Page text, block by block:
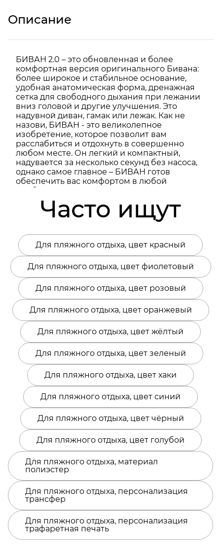
Описание
БИВАН 2.0 – это обновленная и более
комфортная версия оригинального Бивана:
более широкое и стабильное основание,
удобная анатомическая форма, дренажная
сетка для свободного дыхания при лежании
вниз головой и другие улучшения. Это
надувной диван, гамак или лежак. Как не
назови, БИВАН - это великолепное
изобретение, которое позволит вам
расслабиться и отдохнуть в совершенно
любом месте. Он легкий и компактный,
надувается за несколько секунд без насоса,
однако самое главное – БИВАН готов
обеспечить вас комфортом в любой
необходимый момент. БИВАН - это диван,
который всегда с вами. Максимальная
нагрузка: 300кг. Максимальное время
удержания воздуха: 12 часов. Дополнительный
крепление для подсветки; - дренажная сетка
для свободного дыхания; - 1 большой карман
для журнала, книги или планшета; - 1
маленький карман для бутылки воды,
шоколадки или смартфона; - комфортная
анатомическая форма с приподнятым
изголовьем; - максимально устойчивая форма
Часто ищут
Для пляжного отдыха, цвет красный
Для пляжного отдыха, цвет фиолетовый
Для пляжного отдыха, цвет розовый
Для пляжного отдыха, цвет оранжевый
Для пляжного отдыха, цвет жёлтый
Для пляжного отдыха, цвет зеленый
Для пляжного отдыха, цвет хаки
Для пляжного отдыха, цвет синий
Для пляжного отдыха, цвет чёрный
Для пляжного отдыха, цвет голубой
Для пляжного отдыха, материал
полиэстер
Для пляжного отдыха, персонализация
трансфер
Для пляжного отдыха, персонализация
трафаретная печать